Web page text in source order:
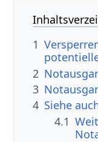
1
2
3
4 Siehe
4.1